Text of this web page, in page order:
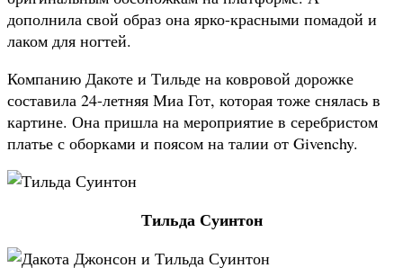
дополнила свой образ она ярко-красными помадой и
лаком для ногтей.
Компанию Дакоте и Тильде на ковровой дорожке
составила 24-летняя Миа Гот, которая тоже снялась в
картине. Она пришла на мероприятие в серебристом
платье с оборками и поясом на талии от Givenchy.
Тильда Суинтон